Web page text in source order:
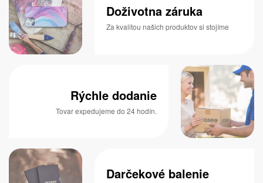
Doživotna záruka
Za kvalitou našich produktov si stojíme
Rýchle dodanie
Tovar expedujeme do 24 hodín.
Darčekové balenie